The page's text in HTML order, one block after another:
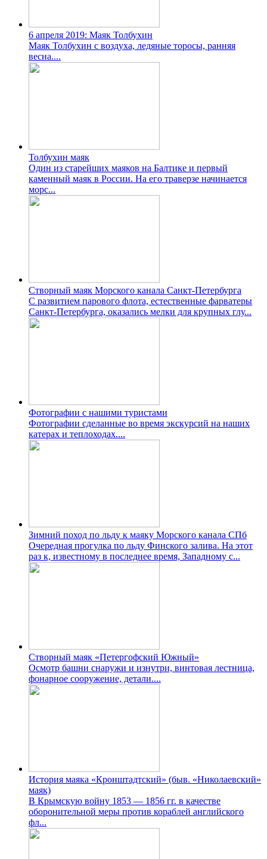
6 апреля 2019: Маяк Толбухин
Маяк Толбухин с воздуха, ледяные торосы, ранняя
весна....
Толбухин маяк
Один из старейших маяков на Балтике и первый
каменный маяк в России. На его траверзе начинается
морс...
Створный маяк Морского канала Санкт-Петербурга
С развитием парового флота, естественные фарватеры
Санкт-Петербурга, оказались мелки для крупных глу...
Фотографии с нашими туристами
Фотографии сделанные во время экскурсий на наших
катерах и теплоходах....
Зимний поход по льду к маяку Морского канала СПб
Очередная прогулка по льду Финского залива. На этот
раз к, известному в последнее время, Западному с...
Створный маяк «Петергофский Южный»
Осмотр башни снаружи и изнутри, винтовая лестница,
фонарное сооружение, детали....
История маяка «Кронштадтский» (быв. «Николаевский»
маяк)
В Крымскую войну 1853 — 1856 гг. в качестве
оборонительной меры против кораблей английского
фл...